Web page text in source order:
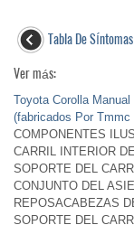
Tabla De
Ver más:
Toyota Corolla
(fabricados Por
COMPONENTES
CARRIL INTERIOR
SOPORTE DEL
CONJUNTO DEL
REPOSACABEZAS
SOPORTE DEL